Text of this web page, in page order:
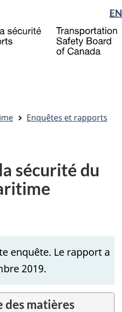
to
main
to
"About
government"
à
la
EN
Enquêtes et rapports
sécurité du
enquête. Le rapport a
2019.
des matières